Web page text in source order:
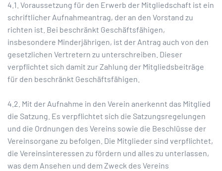
4.1. Voraussetzung für den Erwerb der Mitgliedschaft ist ein
schriftlicher Aufnahmeantrag, der an den Vorstand zu
richten ist. Bei beschränkt Geschäftsfähigen,
insbesondere Minderjährigen, ist der Antrag auch von den
gesetzlichen Vertretern zu unterschreiben. Dieser
verpflichtet sich damit zur Zahlung der Mitgliedsbeiträge
für den beschränkt Geschäftsfähigen.
4.2. Mit der Aufnahme in den Verein anerkennt das Mitglied
die Satzung. Es verpflichtet sich die Satzungsregelungen
und die Ordnungen des Vereins sowie die Beschlüsse der
Vereinsorgane zu befolgen. Die Mitglieder sind verpflichtet,
die Vereinsinteressen zu fördern und alles zu unterlassen,
was dem Ansehen und dem Zweck des Vereins